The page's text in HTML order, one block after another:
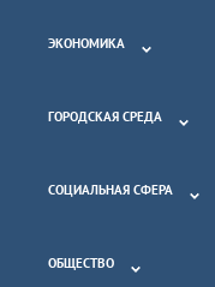
ЭКОНОМИКА
ГОРОДСКАЯ СРЕДА
СОЦИАЛЬНАЯ СФЕРА
ОБЩЕСТВО